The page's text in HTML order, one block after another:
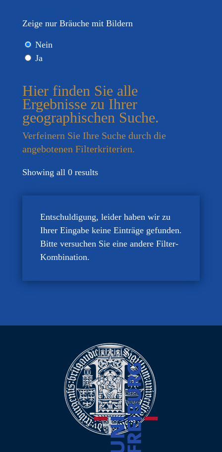
Zeige nur Bräuche mit Bildern
Nein
Ja
Hier finden Sie alle
Ergebnisse zu Ihrer
geographischen Suche.
Verfeinern Sie Ihre Suche durch die
angebotenen Filterkriterien.
Entschuldigung, leider haben wir zu
Ihrer Eingabe keine Einträge gefunden.
Bitte versuchen Sie eine andere Filter-
Kombination.
Showing all 0 results